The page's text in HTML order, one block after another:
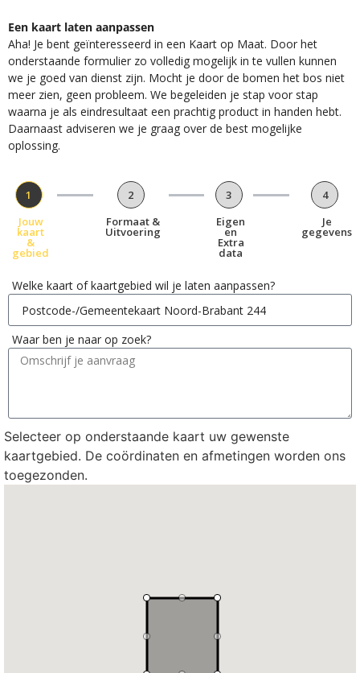
Een kaart laten aanpassen
Aha! Je bent geïnteresseerd in een Kaart op Maat. Door het
onderstaande formulier zo volledig mogelijk in te vullen kunnen
we je goed van dienst zijn. Mocht je door de bomen het bos niet
meer zien, geen probleem. We begeleiden je stap voor stap
waarna je als eindresultaat een prachtig product in handen hebt.
Daarnaast adviseren we je graag over de best mogelijke
oplossing.
1
Jouw
kaart
&
gebied
2
Formaat &
Uitvoering
3
Eigen
en
Extra
data
4
Je
gegevens
Welke kaart of kaartgebied wil je laten aanpassen?
Waar ben je naar op zoek?
Selecteer op onderstaande kaart uw gewenste
kaartgebied. De coördinaten en afmetingen worden ons
toegezonden.